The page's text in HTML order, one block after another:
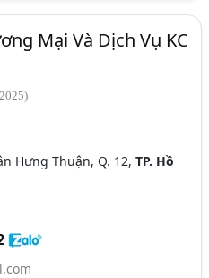
Mại Và Dịch Vụ KC
Hưng Thuận, Q. 12,TP. Hồ